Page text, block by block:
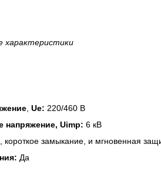
характеристики
, Ue: 220/460 В
Uimp: 6 кВ
короткое замыкание, и мгновенная
Да